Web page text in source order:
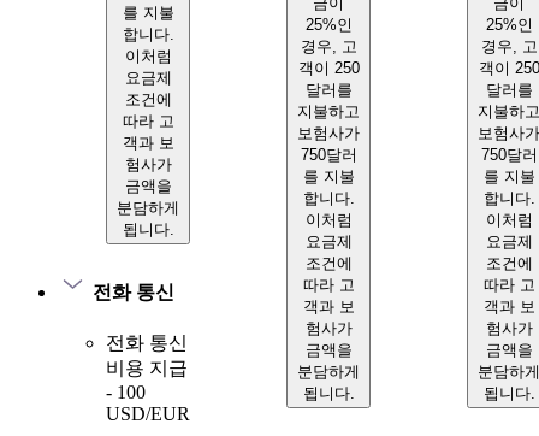
를 지불
합니다.
이처럼
요금제
조건에
따라 고
객과 보
험사가
금액을
분담하게
됩니다.
전화 통신
전화 통신
비용 지급
- 100
USD/EUR
25%인
경우, 고
객이 250
달러를
지불하고
보험사가
750달러
를 지불
합니다.
이처럼
요금제
조건에
따라 고
객과 보
험사가
금액을
분담하게
됩니다.
25%인
경우, 고
객이 250
달러를
지불하고
보험사가
750달러
를 지불
합니다.
이처럼
요금제
조건에
따라 고
객과 보
험사가
금액을
분담하게
됩니다.